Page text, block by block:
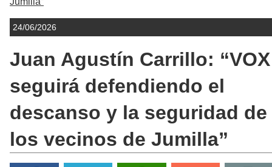
24/06/2026
Juan Agustín Carrillo: “VOX
seguirá defendiendo el
descanso y la seguridad de
los vecinos de Jumilla”